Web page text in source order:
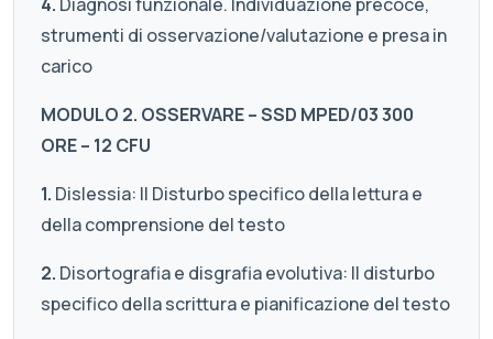
strumenti di osservazione/valutazione e presa in
carico
MODULO 2. OSSERVARE – SSD MPED/03 300
ORE – 12 CFU
1. Dislessia: Il Disturbo specifico della lettura e
della comprensione del testo
2. Disortografia e disgrafia evolutiva: Il disturbo
specifico della scrittura e pianificazione del testo